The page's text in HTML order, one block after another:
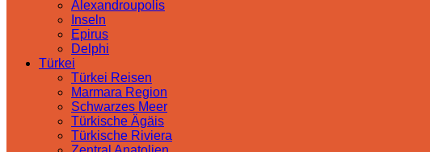
Alexandroupolis
Inseln
Epirus
Delphi
Türkei
Türkei Reisen
Marmara Region
Schwarzes Meer
Türkische Ägäis
Türkische Riviera